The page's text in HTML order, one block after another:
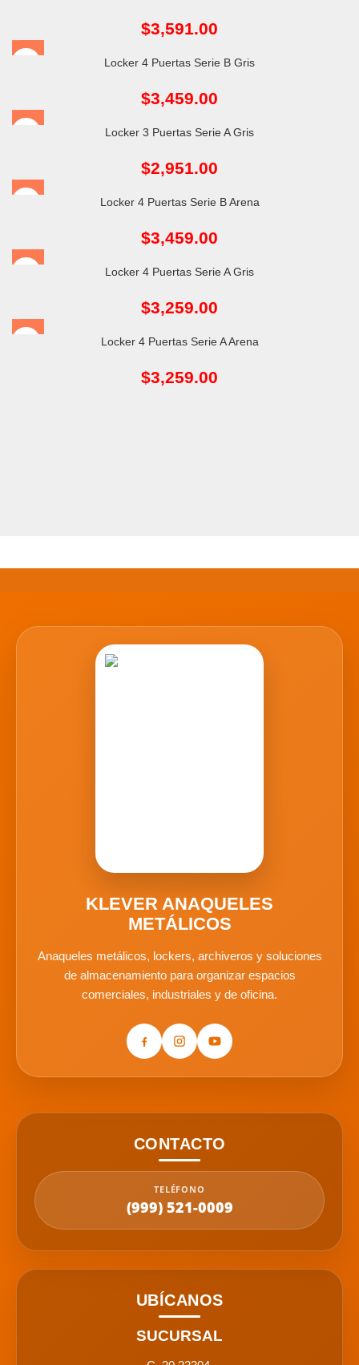
$3,591.00
Locker 4 Puertas Serie B Gris
$3,459.00
Locker 3 Puertas Serie A Gris
$2,951.00
Locker 4 Puertas Serie B Arena
$3,459.00
Locker 4 Puertas Serie A Gris
$3,259.00
Locker 4 Puertas Serie A Arena
$3,259.00
KLEVER ANAQUELES
METÁLICOS
Anaqueles metálicos, lockers, archiveros y soluciones
de almacenamiento para organizar espacios
comerciales, industriales y de oficina.
CONTACTO
TELÉFONO
(999) 521-0009
UBÍCANOS
SUCURSAL